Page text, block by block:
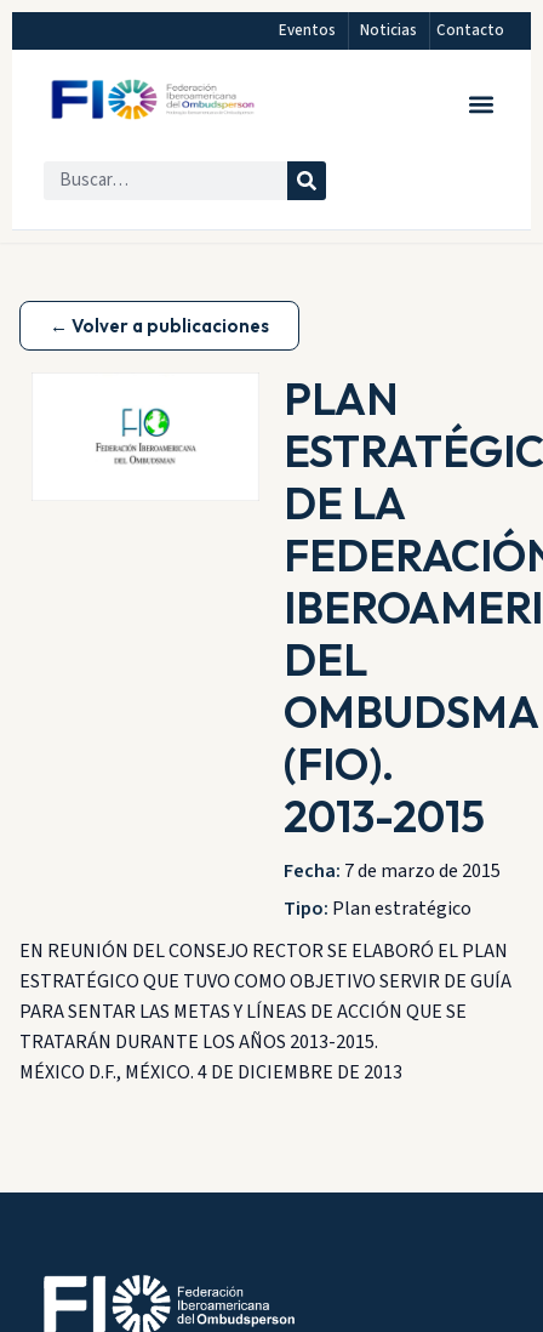
Eventos Noticias Contacto
← Volver a publicaciones
PLAN
DE LA
DEL
(FIO).
2013-2015
Fecha: 7 de marzo de 2015
Tipo: Plan estratégico
EN REUNIÓN DEL CONSEJO RECTOR SE ELABORÓ EL PLAN
ESTRATÉGICO QUE TUVO COMO OBJETIVO SERVIR DE GUÍA
PARA SENTAR LAS METAS Y LÍNEAS DE ACCIÓN QUE SE
TRATARÁN DURANTE LOS AÑOS 2013-2015.
MÉXICO D.F., MÉXICO. 4 DE DICIEMBRE DE 2013